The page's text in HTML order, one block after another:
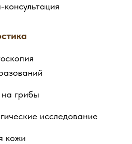
грибы
кожи
исследование